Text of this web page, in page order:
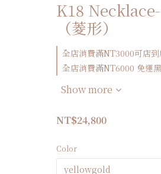
K18
（菱形）
全店消費滿NT3000可店
全店消費滿NT6000 免運
Show more
NT$24,800
Color